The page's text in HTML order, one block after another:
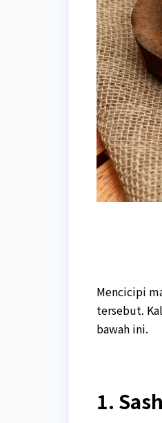
Mencicipi
tersebut.
bawah ini.
1.